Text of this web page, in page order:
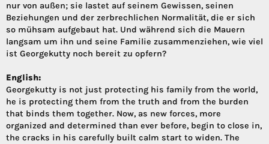
nur von außen; sie lastet auf seinem Gewissen, seinen
Beziehungen und der zerbrechlichen Normalität, die er sich
so mühsam aufgebaut hat. Und während sich die Mauern
langsam um ihn und seine Familie zusammenziehen, wie viel
ist Georgekutty noch bereit zu opfern?
English:
Georgekutty is not just protecting his family from the world,
he is protecting them from the truth and from the burden
that binds them together. Now, as new forces, more
organized and determined than ever before, begin to close in,
the cracks in his carefully built calm start to widen. The